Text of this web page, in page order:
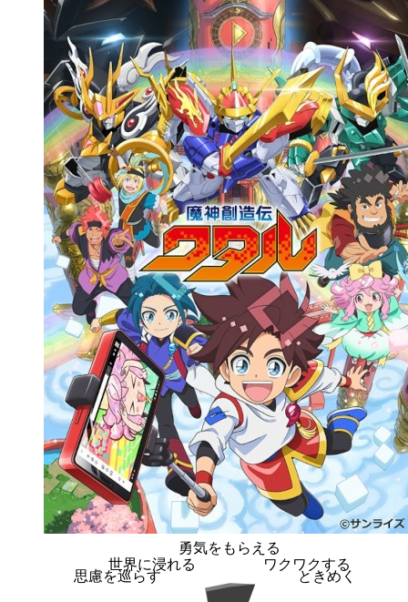
勇気をもらえる
ワクワクする
ときめく
思慮を巡らす
世界に浸れる